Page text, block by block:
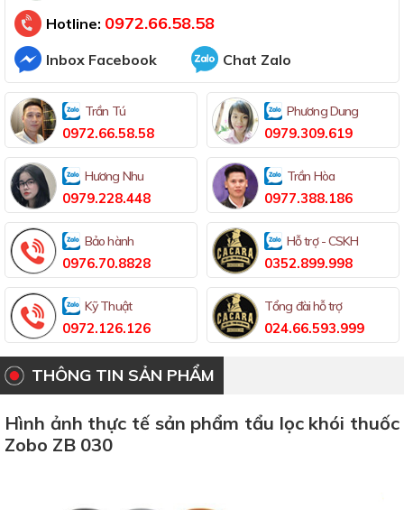
Đã thông báo Bộ Công Thương
Hotline: 0972.66.58.58
Inbox Facebook Chat Zalo
Trần Tú
0972.66.58.58
Phương Dung
0979.309.619
Hương Nhu
0979.228.448
Trần Hòa
0977.388.186
Bảo hành
0976.70.8828
Hỗ trợ - CSKH
0352.899.998
Kỹ Thuật
0972.126.126
Tổng đài hỗ trợ
024.66.593.999
THÔNG TIN SẢN PHẨM
Hình ảnh thực tế sản phẩm tẩu lọc khói thuốc
Zobo ZB 030